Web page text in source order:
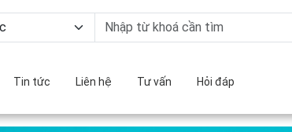
Tin tức Liên hệ Tư vấn Hỏi đáp